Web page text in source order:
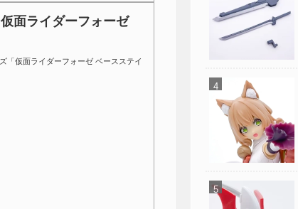
面ライダーフォーゼ
「仮面ライダーフォーゼ ベースステイ